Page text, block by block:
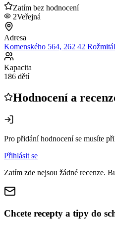
Zatím bez hodnocení
2Veřejná
Adresa
Komenského 564, 262 42
Kapacita
186 dětí
Hodnocení a
Pro přidání hodnocení se musíte
Přihlásit se
Zatím zde nejsou žádné recenze.
Chcete recepty a tipy do